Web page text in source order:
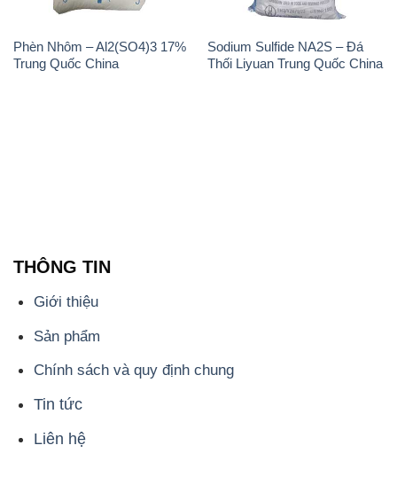
Phèn Nhôm – Al2(SO4)3 17%
Trung Quốc China
Sodium Sulfide NA2S – Đá
Thối Liyuan Trung Quốc China
THÔNG TIN
Giới thiệu
Sản phẩm
Chính sách và quy định chung
Tin tức
Liên hệ